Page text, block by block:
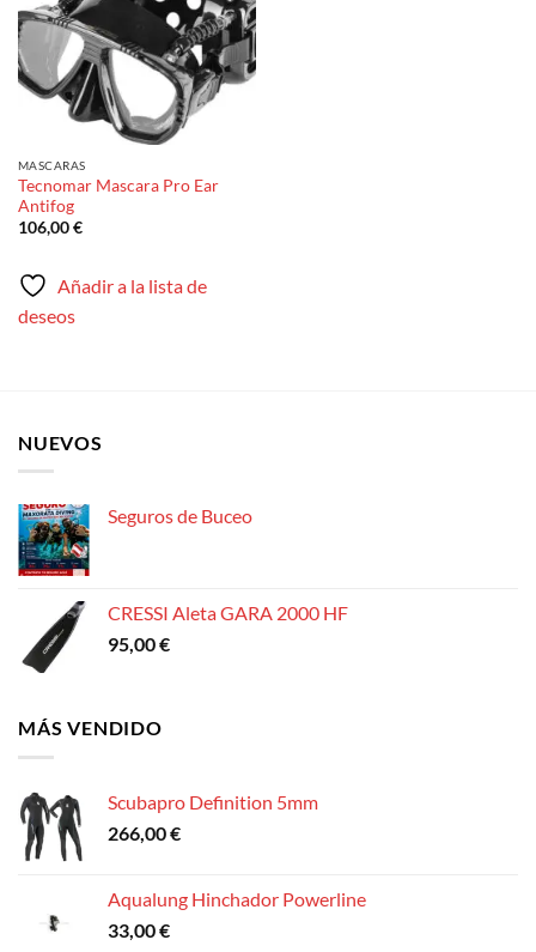
MASCARAS
Tecnomar Mascara Pro Ear
Antifog
106,00€
Añadir a la lista de
deseos
NUEVOS
Seguros de Buceo
CRESSI Aleta GARA 2000 HF
95,00€
MÁS VENDIDO
Scubapro Definition 5mm
266,00€
Aqualung Hinchador Powerline
33,00€